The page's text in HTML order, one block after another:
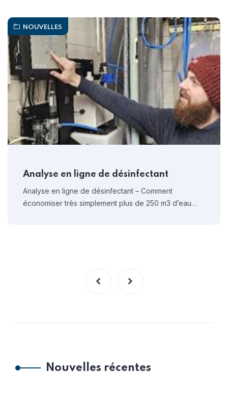
NOUVELLES
Analyse en ligne de désinfectant
Analyse en ligne de désinfectant – Comment
économiser très simplement plus de 250 m3 d’eau…
Nouvelles récentes